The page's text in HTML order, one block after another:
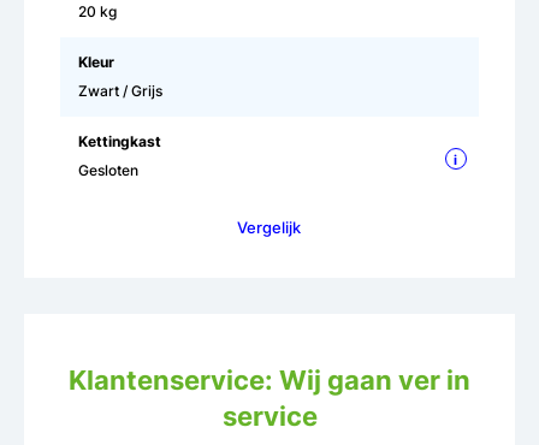
20 kg
Kleur
Zwart / Grijs
Kettingkast
Gesloten
i
Vergelijk
Klantenservice: Wij gaan ver in
service